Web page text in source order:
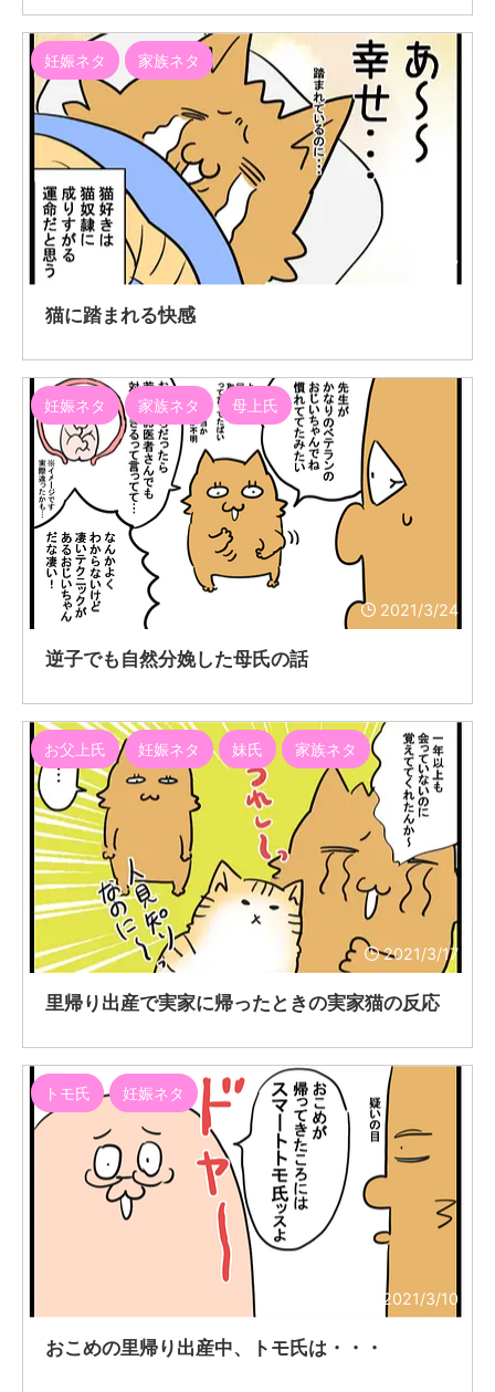
2021/4/7
妊娠ネタ 家族ネタ
猫に踏まれる快感
2021/3/24
妊娠ネタ 家族ネタ 母上氏
逆子でも自然分娩した母氏の話
2021/3/17
お父上氏 妊娠ネタ 妹氏 家族ネタ
里帰り出産で実家に帰ったときの実家猫の反応
2021/3/10
トモ氏 妊娠ネタ
おこめの里帰り出産中、トモ氏は・・・